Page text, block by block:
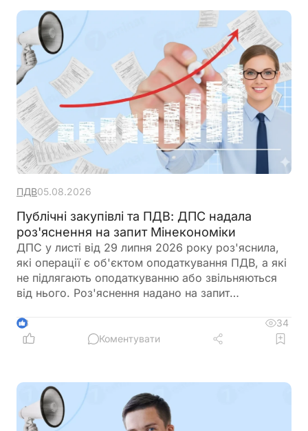
ПДВ05.08.2026
Публічні закупівлі та ПДВ: ДПС надала
роз'яснення на запит Мінекономіки
ДПС у листі від 29 липня 2026 року роз'яснила,
які операції є об'єктом оподаткування ПДВ, а які
не підлягають оподаткуванню або звільняються
від нього. Роз'яснення надано на запит
вартості предмета закупівлі під час проведення
публічних закупівель. Податківці нагадали, що
характер господарської операції та наявність
податкових пільг
3
34
Коментувати